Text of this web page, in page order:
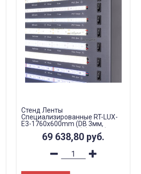
Стенд Ленты
Специализированные RT-LUX-
E3-1760x600mm (DB 3мм,
69 638,80 руб.